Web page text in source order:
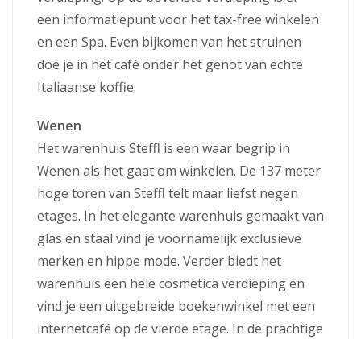
een informatiepunt voor het tax-free winkelen
en een Spa. Even bijkomen van het struinen
doe je in het café onder het genot van echte
Italiaanse koffie.
Wenen
Het warenhuis Steffl is een waar begrip in
Wenen als het gaat om winkelen. De 137 meter
hoge toren van Steffl telt maar liefst negen
etages. In het elegante warenhuis gemaakt van
glas en staal vind je voornamelijk exclusieve
merken en hippe mode. Verder biedt het
warenhuis een hele cosmetica verdieping en
vind je een uitgebreide boekenwinkel met een
internetcafé op de vierde etage. In de prachtige